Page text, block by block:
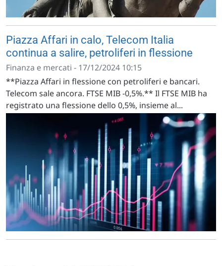
Piazza Affari in calo, Telecom Italia
continua a salire, petroliferi in flessione
Finanza e mercati - 17/12/2024 10:15
**Piazza Affari in flessione con petroliferi e bancari.
Telecom sale ancora. FTSE MIB -0,5%.** Il FTSE MIB ha
registrato una flessione dello 0,5%, insieme al...